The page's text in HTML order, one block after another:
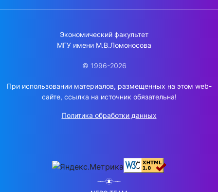
Экономический факультет
МГУ имени М.В.Ломоносова
© 1996-2026
При использовании материалов, размещенных на этом web-
сайте, ссылка на источник обязательна!
Политика обработки данных